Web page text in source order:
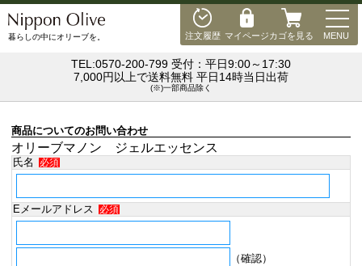
注文履歴 マイページカゴを見る MENU
暮らしの中にオリーブを。
TEL:0570-200-799 受付：平日9:00～17:30
7,000円以上で送料無料 平日14時当日出荷
(※)一部商品除く
商品についてのお問い合わせ
オリーブマノン ジェルエッセンス
氏名 必須
Eメールアドレス 必須
（確認）